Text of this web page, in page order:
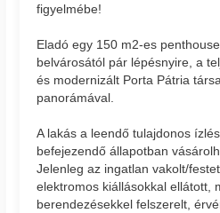
figyelmébe!
Eladó egy 150 m2-es
belvárosától pár lépésnyire, a
és modernizált Porta Pátria
panorámával.
A lakás a leendő tulajdonos
befejezendő állapotban
Jelenleg az ingatlan vakolt/
elektromos kiállásokkal ellátott,
berendezésekkel felszerelt,